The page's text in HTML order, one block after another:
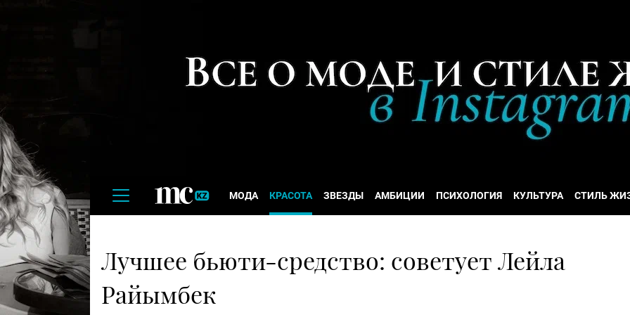
МОДА КРАСОТА ЗВЕЗДЫ АМБИЦИИ ПСИХОЛОГИЯ КУЛЬТУРА СТИЛЬ
Лучшее бьюти-средство: советует Лейла
Райымбек